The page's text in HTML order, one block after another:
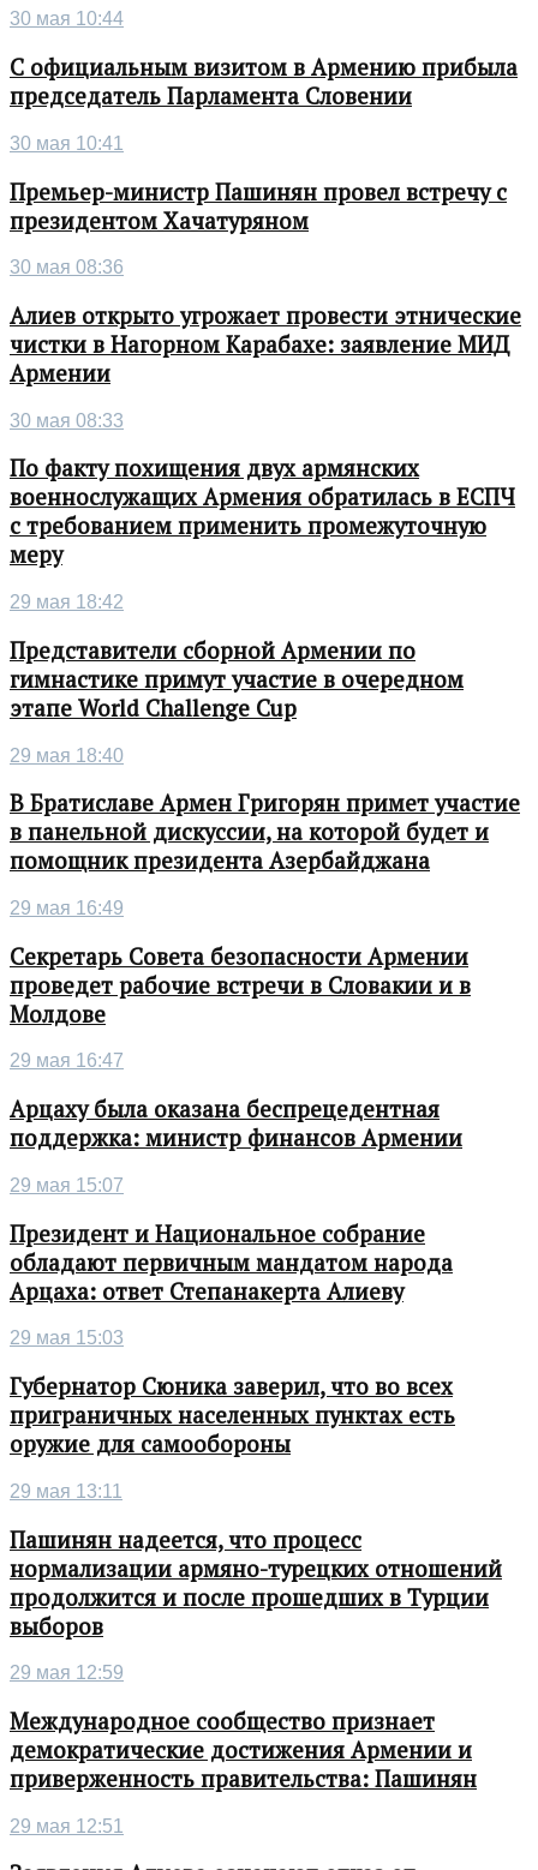
30 мая 10:44
С официальным визитом в Армению прибыла
председатель Парламента Словении
30 мая 10:41
Премьер-министр Пашинян провел встречу с
президентом Хачатуряном
30 мая 08:36
Алиев открыто угрожает провести этнические
чистки в Нагорном Карабахе: заявление МИД
Армении
30 мая 08:33
По факту похищения двух армянских
военнослужащих Армения обратилась в ЕСПЧ
с требованием применить промежуточную
меру
29 мая 18:42
Представители сборной Армении по
гимнастике примут участие в очередном
этапе World Challenge Cup
29 мая 18:40
В Братиславе Армен Григорян примет участие
в панельной дискуссии, на которой будет и
помощник президента Азербайджана
29 мая 16:49
Секретарь Совета безопасности Армении
проведет рабочие встречи в Словакии и в
Молдове
29 мая 16:47
Арцаху была оказана беспрецедентная
поддержка: министр финансов Армении
29 мая 15:07
Президент и Национальное собрание
обладают первичным мандатом народа
Арцаха: ответ Степанакерта Алиеву
29 мая 15:03
Губернатор Сюника заверил, что во всех
приграничных населенных пунктах есть
оружие для самообороны
29 мая 13:11
Пашинян надеется, что процесс
нормализации армяно-турецких отношений
продолжится и после прошедших в Турции
выборов
29 мая 12:59
Международное сообщество признает
демократические достижения Армении и
приверженность правительства: Пашинян
29 мая 12:51